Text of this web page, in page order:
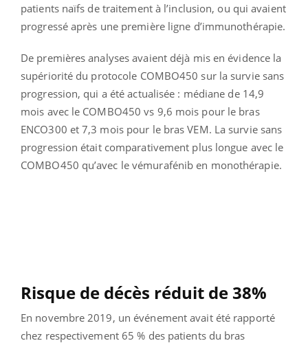
patients naïfs de traitement à l’inclusion, ou qui avaient
progressé après une première ligne d’immunothérapie.
De premières analyses avaient déjà mis en évidence la
supériorité du protocole COMBO450 sur la survie sans
progression, qui a été actualisée : médiane de 14,9
mois avec le COMBO450 vs 9,6 mois pour le bras
ENCO300 et 7,3 mois pour le bras VEM. La survie sans
progression était comparativement plus longue avec le
COMBO450 qu’avec le vémurafénib en monothérapie.
Risque de décès réduit de 38%
En novembre 2019, un événement avait été rapporté
chez respectivement 65 % des patients du bras